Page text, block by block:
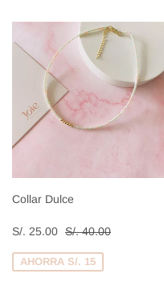
Collar Dulce
Precio
de
venta
S/. 25.00 S/.
25.00
Precio habitual
S/. 40.00
AHORRA S/. 15